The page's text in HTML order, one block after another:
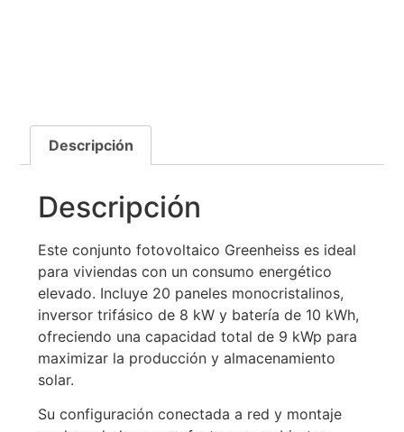
Descripción
Descripción
Este conjunto fotovoltaico Greenheiss es ideal
para viviendas con un consumo energético
elevado. Incluye 20 paneles monocristalinos,
inversor trifásico de 8 kW y batería de 10 kWh,
ofreciendo una capacidad total de 9 kWp para
maximizar la producción y almacenamiento
solar.
Su configuración conectada a red y montaje